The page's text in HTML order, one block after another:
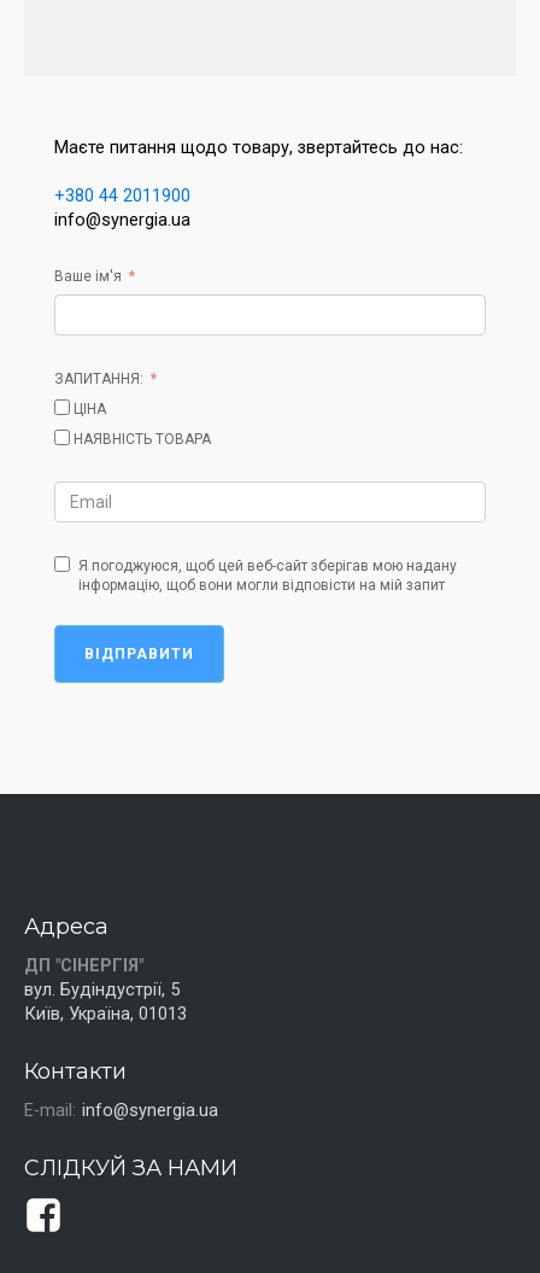
Маєте питання щодо товару, звертайтесь до нас:
+380 44 2011900
info@synergia.ua
Ваше ім'я
ЗАПИТАННЯ:
ЦІНА
НАЯВНІСТЬ ТОВАРА
Я погоджуюся, щоб цей веб-сайт зберігав мою надану
інформацію, щоб вони могли відповісти на мій запит
ВІДПРАВИТИ
Адреса
ДП "СІНЕРГІЯ"
вул. Будіндустрії, 5
Київ, Україна, 01013
Контакти
E-mail: info@synergia.ua
СЛІДКУЙ ЗА НАМИ